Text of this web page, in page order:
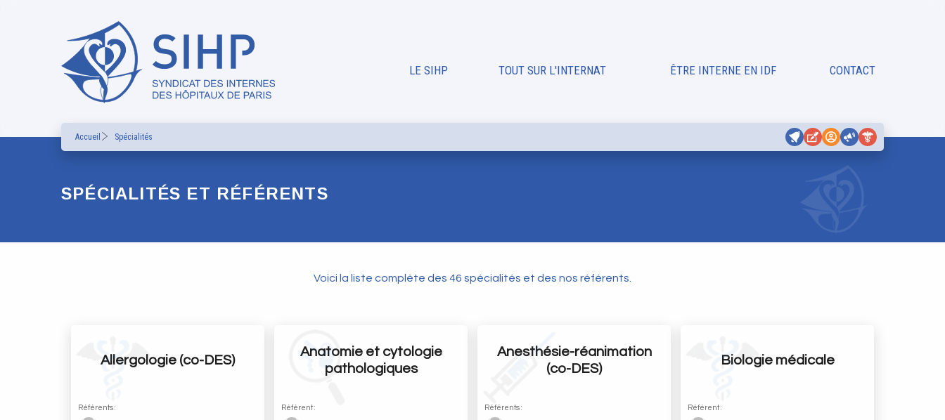
LE SIHP TOUT SUR L'INTERNAT ÊTRE INTERNE EN IDF CONTACT
Accueil Spécialités
SPÉCIALITÉS ET RÉFÉRENTS
Voici la liste complète des 46 spécialités et des nos référents.
Allergologie (co-DES)
Référents :
Anatomie et cytologie
pathologiques
Référent :
Anesthésie-réanimation
(co-DES)
Référents :
Biologie médicale
Référent :